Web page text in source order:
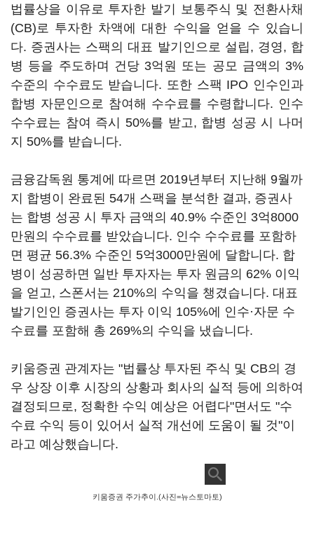
법률상을 이유로 투자한 발기 보통주식 및 전환사채
(CB)로 투자한 차액에 대한 수익을 얻을 수 있습니
다. 증권사는 스팩의 대표 발기인으로 설립, 경영, 합
병 등을 주도하며 건당 3억원 또는 공모 금액의 3%
수준의 수수료도 받습니다. 또한 스팩 IPO 인수인과
합병 자문인으로 참여해 수수료를 수령합니다. 인수
수수료는 참여 즉시 50%를 받고, 합병 성공 시 나머
지 50%를 받습니다.
금융감독원 통계에 따르면 2019년부터 지난해 9월까
지 합병이 완료된 54개 스팩을 분석한 결과, 증권사
는 합병 성공 시 투자 금액의 40.9% 수준인 3억8000
만원의 수수료를 받았습니다. 인수 수수료를 포함하
면 평균 56.3% 수준인 5억3000만원에 달합니다. 합
병이 성공하면 일반 투자자는 투자 원금의 62% 이익
을 얻고, 스폰서는 210%의 수익을 챙겼습니다. 대표
발기인인 증권사는 투자 이익 105%에 인수·자문 수
수료를 포함해 총 269%의 수익을 냈습니다.
키움증권 관계자는 "법률상 투자된 주식 및 CB의 경
우 상장 이후 시장의 상황과 회사의 실적 등에 의하여
결정되므로, 정확한 수익 예상은 어렵다"면서도 "수
수료 수익 등이 있어서 실적 개선에 도움이 될 것"이
라고 예상했습니다.
키움증권 주가추이.(사진=뉴스토마토)